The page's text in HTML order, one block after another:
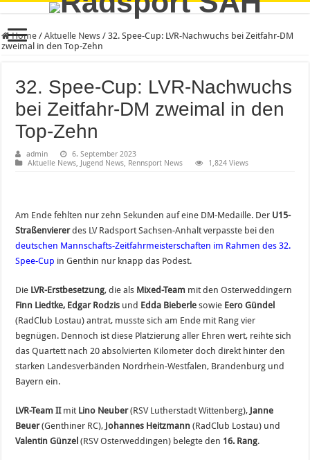
Home / Aktuelle News / 32. Spee-Cup: LVR-Nachwuchs bei Zeitfahr-DM
zweimal in den Top-Zehn
32. Spee-Cup: LVR-Nachwuchs
bei Zeitfahr-DM zweimal in den
Top-Zehn
admin
6. September 2023
Aktuelle News, Jugend News, Rennsport News 1,824 Views
Am Ende fehlten nur zehn Sekunden auf eine DM-Medaille. Der U15-
Straßenviererdes LV Radsport Sachsen-Anhalt verpasste bei den
deutschen Mannschafts-Zeitfahrmeisterschaften im Rahmen des 32.
Spee-Cup in Genthin nur knapp das Podest.
Die LVR-Erstbesetzung, die als Mixed-Team mit den Osterweddingern
Finn Liedtke, Edgar Rodzis und Edda Bieberle sowie Eero Gündel
(RadClub Lostau) antrat, musste sich am Ende mit Rang vier
begnügen. Dennoch ist diese Platzierung aller Ehren wert, reihte sich
das Quartett nach 20 absolvierten Kilometer doch direkt hinter den
starken Landesverbänden Nordrhein-Westfalen, Brandenburg und
Bayern ein.
LVR-Team IImit Lino Neuber(RSV Lutherstadt Wittenberg), Janne
Beuer(Genthiner RC), Johannes Heitzmann (RadClub Lostau) und
Valentin Günzel (RSV Osterweddingen) belegte den 16. Rang.